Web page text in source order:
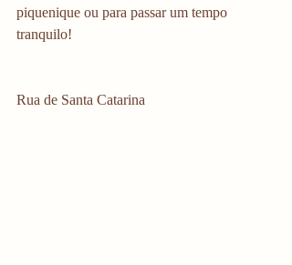
piquenique ou para passar um tempo
tranquilo!
Rua de Santa Catarina